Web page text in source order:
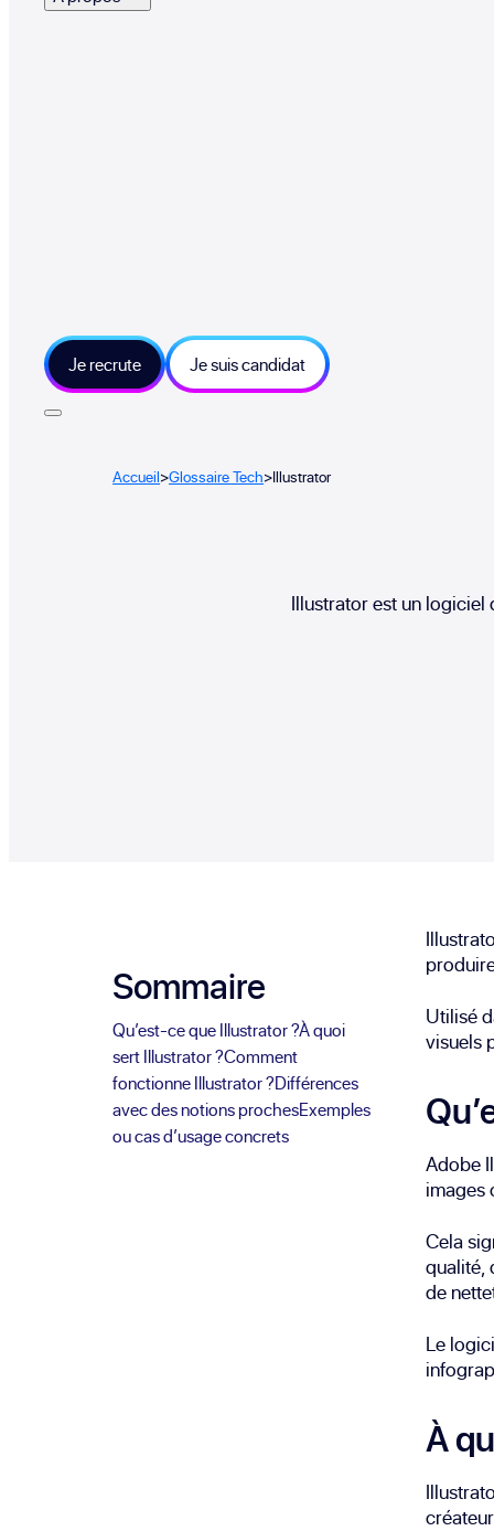
Je recrute Je suis candidat
Accueil>Glossaire Tech>Illustrator
Illustrator est un
Sommaire
Qu’est-ce que Illustrator ?À quoi
sert Illustrator ?Comment
fonctionne Illustrator ?Différences
avec des notions prochesExemples
ou cas d’usage concrets
Utilisé
visuels
Adobe
images
Cela
qualité,
de
Le
À